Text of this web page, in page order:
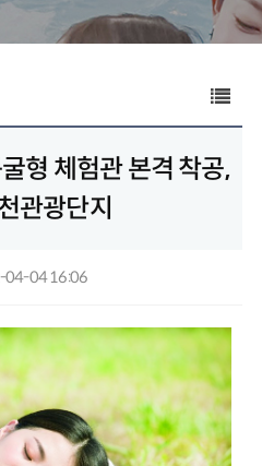
형 체험관 본격 착공,
관광단지
04 16:06